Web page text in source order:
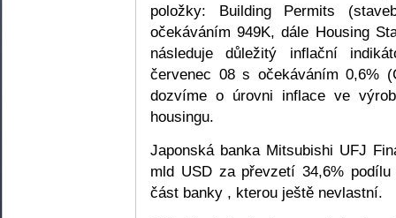
položky: Building Permits
očekáváním 949K, dále Housing
následuje důležitý inflační
červenec 08 s očekáváním 0,6%
dozvíme o úrovni inflace ve
housingu.
Japonská banka Mitsubishi UFJ
mld USD za převzetí 34,6%
část banky , kterou ještě nevlastní.